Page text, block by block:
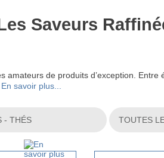
Saveurs
amateurs de produits d’exception.
En savoir plus...